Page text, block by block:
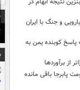
نتیجه ابهام در
و جنگ با ایران
کوبنده یمن به
از برآوردها
پابرجا باقی مانده